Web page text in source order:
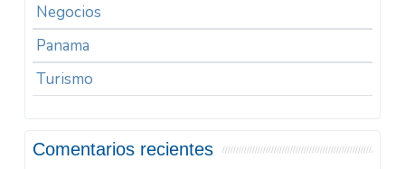
Negocios
Panama
Turismo
Comentarios recientes